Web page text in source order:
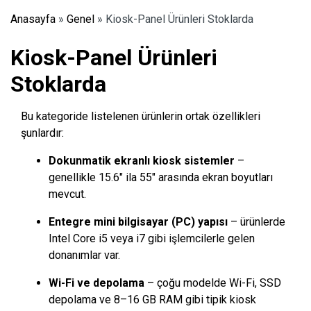
Anasayfa » Genel » Kiosk-Panel Ürünleri Stoklarda
Kiosk-Panel Ürünleri
Stoklarda
Bu kategoride listelenen ürünlerin ortak özellikleri
şunlardır:
Dokunmatik ekranlı kiosk sistemler –
genellikle 15.6″ ila 55″ arasında ekran boyutları
mevcut.
Entegre mini bilgisayar (PC) yapısı – ürünlerde
Intel Core i5 veya i7 gibi işlemcilerle gelen
donanımlar var.
Wi-Fi ve depolama – çoğu modelde Wi-Fi, SSD
depolama ve 8–16 GB RAM gibi tipik kiosk